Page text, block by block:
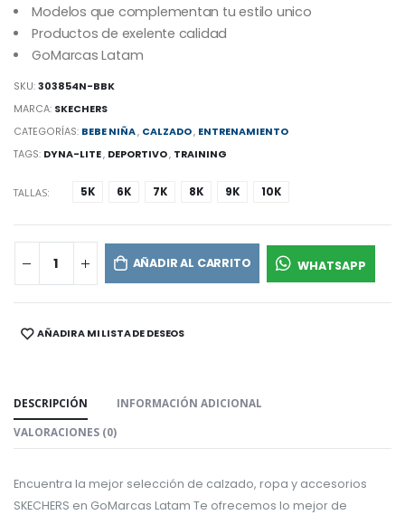
Modelos que complementan tu estilo unico
Productos de exelente calidad
GoMarcas Latam
SKU:303854N-BBK
MARCA: SKECHERS
CATEGORÍAS: BEBE NIÑA, CALZADO, ENTRENAMIENTO
TAGS: DYNA-LITE, DEPORTIVO, TRAINING
TALLAS: 5K 6K 7K 8K 9K 10K
AÑADIR AL CARRITO WHATSAPP
SHARE:AÑADIR A MI LISTA DE DESEOS
DESCRIPCIÓN
INFORMACIÓN ADICIONAL
VALORACIONES (0)
Encuentra la mejor selección de calzado, ropa y accesorios
SKECHERS en GoMarcas Latam Te ofrecemos lo mejor de